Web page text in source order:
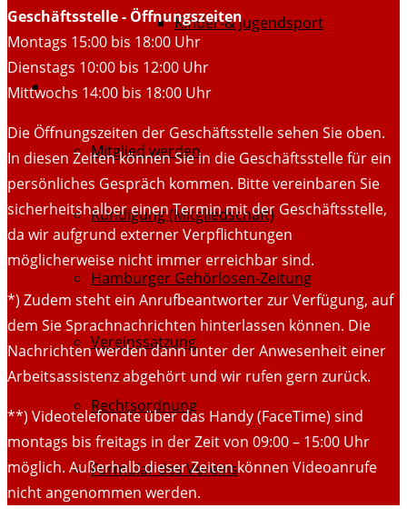
Kinder-& Jugendsport
Dokumente
Mitglied werden
Kündigung (Mitgliedschaft)
Hamburger Gehörlosen-Zeitung
Vereinssatzung
Rechtsordnung
Formular des Vereins
Geschäftsstelle - Öffnungszeiten
Montags 15:00 bis 18:00 Uhr
Dienstags 10:00 bis 12:00 Uhr
Mittwochs 14:00 bis 18:00 Uhr
Die Öffnungszeiten der Geschäftsstelle sehen Sie oben.
In diesen Zeiten können Sie in die Geschäftsstelle für ein
persönliches Gespräch kommen. Bitte vereinbaren Sie
sicherheitshalber einen Termin mit der Geschäftsstelle,
da wir aufgrund externer Verpflichtungen
möglicherweise nicht immer erreichbar sind.
*) Zudem steht ein Anrufbeantworter zur Verfügung, auf
dem Sie Sprachnachrichten hinterlassen können. Die
Nachrichten werden dann unter der Anwesenheit einer
Arbeitsassistenz abgehört und wir rufen gern zurück.
**) Videotelefonate über das Handy (FaceTime) sind
montags bis freitags in der Zeit von 09:00 – 15:00 Uhr
möglich. Außerhalb dieser Zeiten können Videoanrufe
nicht angenommen werden.